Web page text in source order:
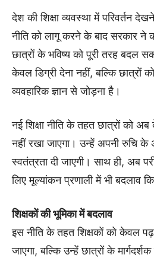
देश की शिक्षा व्यवस्था में परिवर्तन
नीति को लागू करने के बाद सरकार
छात्रों के भविष्य को पूरी तरह बदल
केवल डिग्री देना नहीं, बल्कि छात्रों
व्यवहारिक ज्ञान से जोड़ना है।
नई शिक्षा नीति के तहत छात्रों को
नहीं रखा जाएगा। उन्हें अपनी रुचि
स्वतंत्रता दी जाएगी। साथ ही, अब
लिए मूल्यांकन प्रणाली में भी बदलाव
शिक्षकों की भूमिका में बदलाव
इस नीति के तहत शिक्षकों को केवल
जाएगा, बल्कि उन्हें छात्रों के